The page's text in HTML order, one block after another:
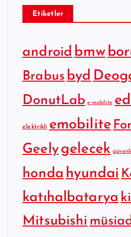
Etiketler
android bmw
Brabus byd
DonutLab e-mobilite
elektrikli emobilite
Geelygelecek
honda hyundai
katıhalbatarya
Mitsubishi